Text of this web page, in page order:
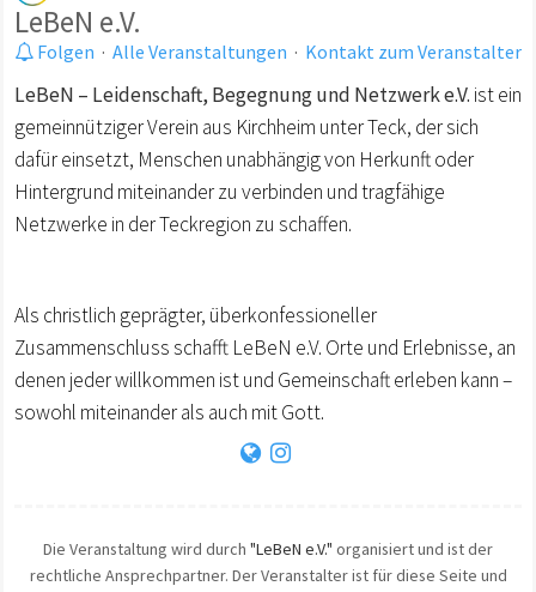
LeBeN e.V.
Folgen · Alle Veranstaltungen · Kontakt zum Veranstalter
LeBeN – Leidenschaft, Begegnung und Netzwerk e.V. ist ein
gemeinnütziger Verein aus Kirchheim unter Teck, der sich
dafür einsetzt, Menschen unabhängig von Herkunft oder
Hintergrund miteinander zu verbinden und tragfähige
Netzwerke in der Teckregion zu schaffen.
Als christlich geprägter, überkonfessioneller
Zusammenschluss schafft LeBeN e.V. Orte und Erlebnisse, an
denen jeder willkommen ist und Gemeinschaft erleben kann –
sowohl miteinander als auch mit Gott.
Die Veranstaltung wird durch "LeBeN e.V." organisiert und ist der
rechtliche Ansprechpartner. Der Veranstalter ist für diese Seite und